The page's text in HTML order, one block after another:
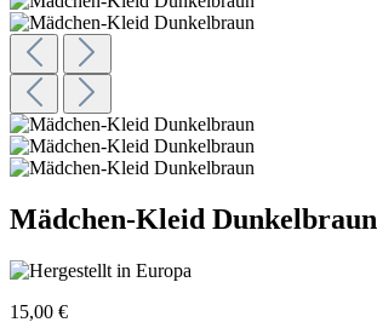
Mädchen-Kleid Dunkelbraun
15,00 €